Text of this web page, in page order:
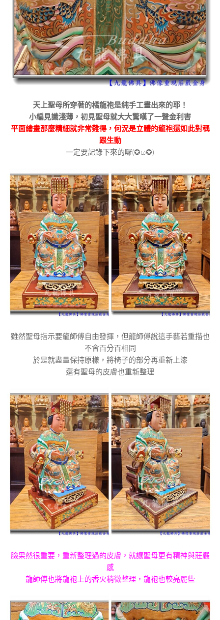
天上聖母所穿著的橘龍袍是純手工畫出來的耶！
小編見識淺薄，初見聖母就大大驚嘆了一聲金利害
平面繪畫那麼精細就非常難得，何況是立體的龍袍還如此對稱
跟生動
一定要記錄下來的囉(✪ω✪)
雖然聖母指示要龍師傅自由發揮，但龍師傅說這手藝若重描也
不會百分百相同
於是就盡量保持原樣，將椅子的部分再重新上漆
還有聖母的皮膚也重新整理
臉果然很重要，重新整理過的皮膚，就讓聖母更有精神與莊嚴
感
龍師傅也將龍袍上的香火稍微整理，龍袍也較亮麗些